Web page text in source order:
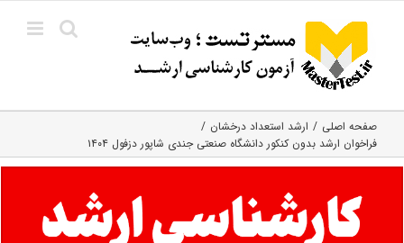
content
صفحه اصلی
ارشد استعداد درخشان
فراخوان ارشد بدون کنکور دانشگاه صنعتی جندی شاپور دزفول ۱۴۰۴